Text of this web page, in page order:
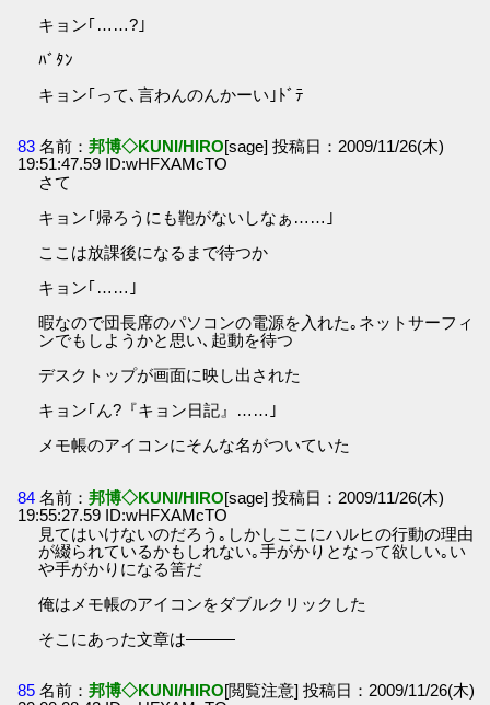
キョン｢……?｣
ﾊﾞﾀﾝ
キョン｢って､言わんのんかーい｣ﾄﾞﾃ
83 名前：邦博◇KUNI/HIRO[sage] 投稿日：2009/11/26(木)
19:51:47.59 ID:wHFXAMcTO
さて
キョン｢帰ろうにも鞄がないしなぁ……｣
ここは放課後になるまで待つか
キョン｢……｣
暇なので団長席のパソコンの電源を入れた｡ネットサーフィ
ンでもしようかと思い､起動を待つ
デスクトップが画面に映し出された
キョン｢ん?『キョン日記』……｣
メモ帳のアイコンにそんな名がついていた
84 名前：邦博◇KUNI/HIRO[sage] 投稿日：2009/11/26(木)
19:55:27.59 ID:wHFXAMcTO
見てはいけないのだろう｡しかしここにハルヒの行動の理由
が綴られているかもしれない｡手がかりとなって欲しい｡い
や手がかりになる筈だ
俺はメモ帳のアイコンをダブルクリックした
そこにあった文章は―――
85 名前：邦博◇KUNI/HIRO[閲覧注意] 投稿日：2009/11/26(木)